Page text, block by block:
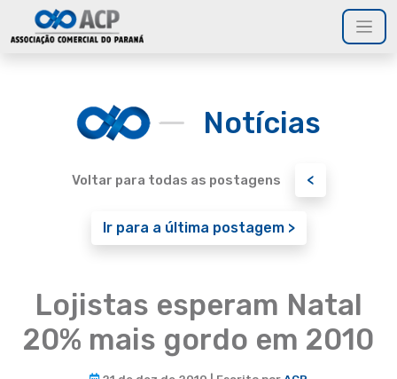
Notícias
Voltar para todas as postagens <
Ir para a última postagem >
Lojistas esperam Natal
20% mais gordo em 2010